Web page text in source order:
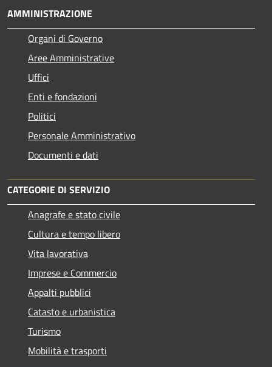
AMMINISTRAZIONE
Organi di Governo
Aree Amministrative
Uffici
Enti e fondazioni
Politici
Personale Amministrativo
Documenti e dati
CATEGORIE DI SERVIZIO
Anagrafe e stato civile
Cultura e tempo libero
Vita lavorativa
Imprese e Commercio
Appalti pubblici
Catasto e urbanistica
Turismo
Mobilità e trasporti